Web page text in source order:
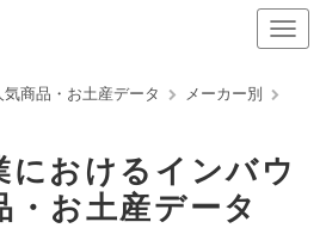
ナ
ビ
ン
商品・お土産データ
メーカー別
におけるインバウ
・お土産データ